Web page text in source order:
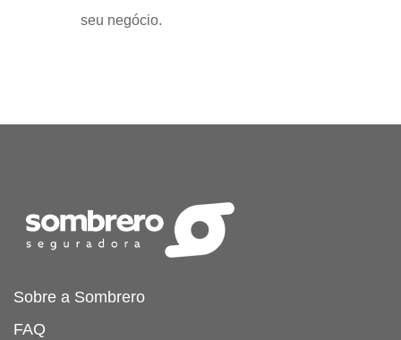
seu negócio.
Sobre a Sombrero
FAQ